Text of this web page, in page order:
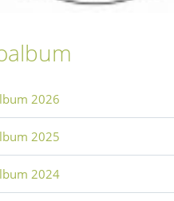
2026
2025
2024